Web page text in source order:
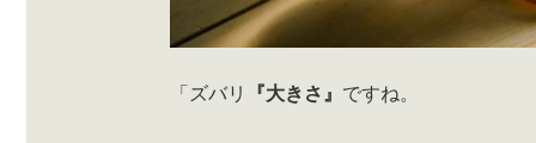
「ズバリ 『大きさ』 ですね。